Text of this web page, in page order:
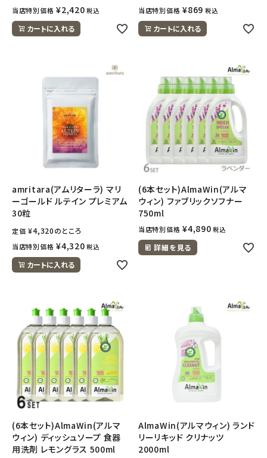
当店特別価格 ¥2,420 税込
カートに入れる
当店特別価格 ¥869 税込
カートに入れる
amritara(アムリターラ) マリ
ーゴールド ルテイン プレミアム
30粒
定価 ¥4,320のところ
当店特別価格 ¥4,320 税込
カートに入れる
(6本セット)AlmaWin(アルマ
ウィン) ファブリックソフナー
750ml
当店特別価格 ¥4,890 税込
詳細を見る
(6本セット)AlmaWin(アルマ
ウィン) ディッシュソープ 食器
用洗剤 レモングラス 500ml
AlmaWin(アルマウィン) ランド
リーリキッド クリナッツ
2000ml